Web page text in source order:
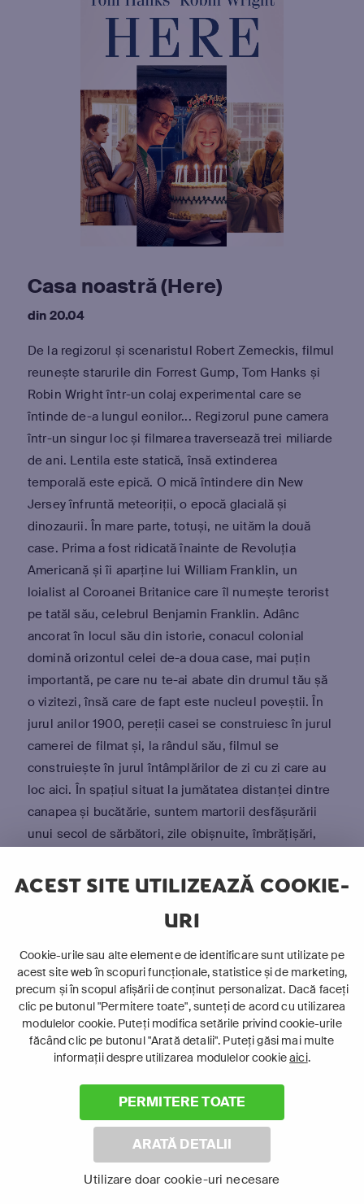
ACEST SITE UTILIZEAZĂ COOKIE-
URI
Cookie-urile sau alte elemente de identificare sunt utilizate pe
acest site web în scopuri funcționale, statistice și de marketing,
precum și în scopul afișării de conținut personalizat. Dacă faceți
clic pe butonul "Permitere toate", sunteți de acord cu utilizarea
modulelor cookie. Puteți modifica setările privind cookie-urile
făcând clic pe butonul "Arată detalii". Puteți găsi mai multe
informații despre utilizarea modulelor cookieaici.
PERMITERE TOATE
ARATĂ DETALII
Utilizare doar cookie-uri necesare
Casa noastră (Here)
din 20.04
De la regizorul și scenaristul Robert Zemeckis, filmul
reunește starurile din Forrest Gump, Tom Hanks și
Robin Wright într-un colaj experimental care se
întinde de-a lungul eonilor... Regizorul pune camera
într-un singur loc și filmarea traversează trei miliarde
de ani. Lentila este statică, însă extinderea
temporală este epică. O mică întindere din New
Jersey înfruntă meteoriții, o epocă glacială și
dinozaurii. În mare parte, totuși, ne uităm la două
case. Prima a fost ridicată înainte de Revoluția
Americană și îi aparține lui William Franklin, un
loialist al Coroanei Britanice care îl numește terorist
pe tatăl său, celebrul Benjamin Franklin. Adânc
ancorat în locul său din istorie, conacul colonial
domină orizontul celei de-a doua case, mai puțin
importantă, pe care nu te-ai abate din drumul tău șă
o vizitezi, însă care de fapt este nucleul poveștii. În
jurul anilor 1900, pereții casei se construiesc în jurul
camerei de filmat și, la rândul său, filmul se
construiește în jurul întâmplărilor de zi cu zi care au
loc aici. În spațiul situat la jumătatea distanței dintre
canapea și bucătărie, suntem martorii desfășurării
unui secol de sărbători, zile obișnuite, îmbrățișări,
Totul devine un tribut adus vieții obișnuite. Filmul îi
cuplului principal Richard și Margaret (Tom Hanks și
Îndrăgostită și naivă, Margaret spune: „Aș putea să-
mi petrec tot restul vieții aici”. Descoprim apoi un alt
tânăr cuplu care moștenește atât mobilierul, cât și
greșelile părinților mirelui (Paul Bettany și Kelly
Reilly). Urmează apoi doi îndrăgostiți indigeni (Joel
Dockery), un inventator de muzică jazz și soția sa
(David Fynn și Ophelia Lovibond) și o familie
modernă (Nicholas Pinnock și Nikki Amuka-Bird).